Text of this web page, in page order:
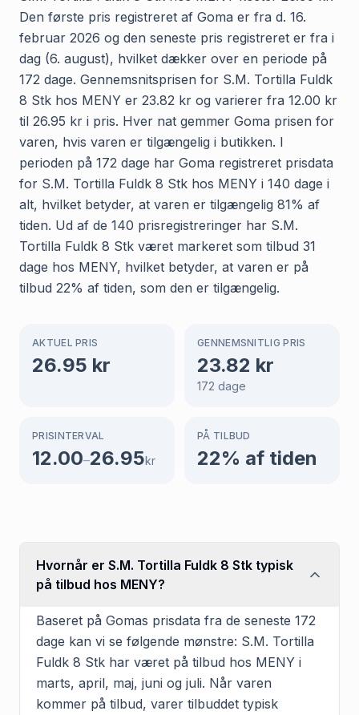
Den første pris registreret af Goma er fra d. 16.
februar 2026 og den seneste pris registreret er fra i
dag (6. august), hvilket dækker over en periode på
172 dage. Gennemsnitsprisen for S.M. Tortilla Fuldk
8 Stk hos MENY er 23.82 kr og varierer fra 12.00 kr
til 26.95 kr i pris. Hver nat gemmer Goma prisen for
varen, hvis varen er tilgængelig i butikken. I
perioden på 172 dage har Goma registreret prisdata
for S.M. Tortilla Fuldk 8 Stk hos MENY i 140 dage i
alt, hvilket betyder, at varen er tilgængelig 81% af
tiden. Ud af de 140 prisregistreringer har S.M.
Tortilla Fuldk 8 Stk været markeret som tilbud 31
dage hos MENY, hvilket betyder, at varen er på
tilbud 22% af tiden, som den er tilgængelig.
AKTUEL PRIS
26.95 kr
GENNEMSNITLIG PRIS
23.82 kr
172 dage
PRISINTERVAL
12.00–26.95kr
PÅ TILBUD
22% af tiden
Hvornår er S.M. Tortilla Fuldk 8 Stk typisk
på tilbud hos MENY?
Baseret på Gomas prisdata fra de seneste 172
dage kan vi se følgende mønstre: S.M. Tortilla
Fuldk 8 Stk har været på tilbud hos MENY i
marts, april, maj, juni og juli. Når varen
kommer på tilbud, varer tilbuddet typisk